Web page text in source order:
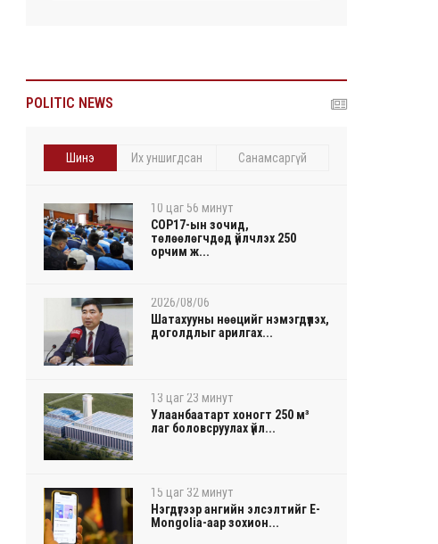
POLITIC NEWS
Шинэ Их уншигдсан Санамсаргүй
10 цаг 56 минут
COP17-ын зочид,
төлөөлөгчдөд үйлчлэх 250
орчим ж...
2026/08/06
Шатахууны нөөцийг нэмэгдүүлэх,
доголдлыг арилгах...
13 цаг 23 минут
Улаанбаатарт хоногт 250 м³
лаг боловсруулах үйл...
15 цаг 32 минут
Нэгдүгээр ангийн элсэлтийг E-
Mongolia-аар зохион...